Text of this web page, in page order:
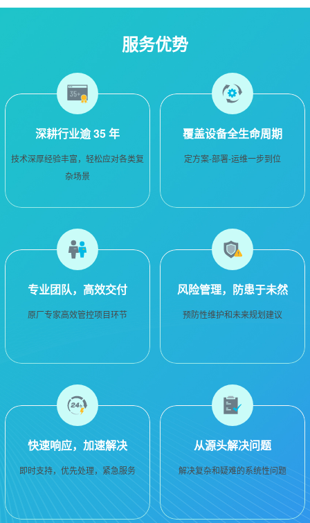
服务优势
深耕行业逾 35 年
技术深厚经验丰富，轻松应对各类复
杂场景
覆盖设备全生命周期
定方案-部署-运维一步到位
专业团队，高效交付
原厂专家高效管控项目环节
风险管理，防患于未然
预防性维护和未来规划建议
快速响应，加速解决
即时支持，优先处理，紧急服务
从源头解决问题
解决复杂和疑难的系统性问题